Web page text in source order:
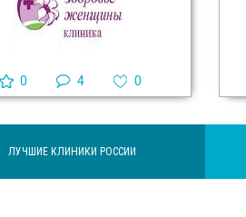
0 4 0
ЛУЧШИЕ КЛИНИКИ РОССИИ